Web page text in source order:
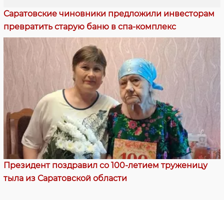
Саратовские чиновники предложили инвесторам
превратить старую баню в спа-комплекс
Президент поздравил со 100-летием труженицу
тыла из Саратовской области